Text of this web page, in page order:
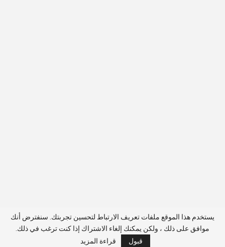
يستخدم هذا الموقع ملفات تعريف الارتباط لتحسين تجربتك. سنفترض أنك
موافق على ذلك ، ولكن يمكنك إلغاء الاشتراك إذا كنت ترغب في ذلك.
قبول
قراءة المزيد